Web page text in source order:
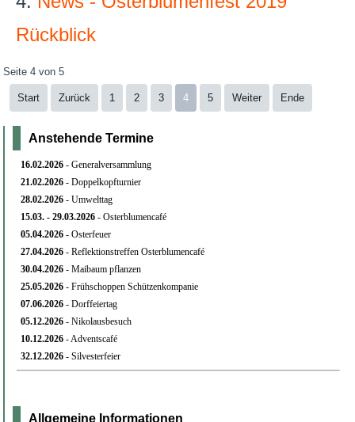
Rückblick
Seite 4 von 5
Start Zurück 1 2 3 4 5 Weiter Ende
Anstehende Termine
16.02.2026 - Generalversammlung
21.02.2026 - Doppelkopfturnier
28.02.2026 - Umwelttag
15.03. - 29.03.2026 - Osterblumencafé
05.04.2026 - Osterfeuer
27.04.2026 - Reflektionstreffen Osterblumencafé
30.04.2026 - Maibaum pflanzen
25.05.2026 - Frühschoppen Schützenkompanie
07.06.2026 - Dorffeiertag
05.12.2026 - Nikolausbesuch
10.12.2026 - Adventscafé
32.12.2026 - Silvesterfeier
Allgemeine Informationen